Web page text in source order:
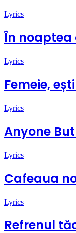
Lyrics
În
Lyrics
Femeie,
Lyrics
Anyone
Lyrics
Cafeaua
Lyrics
Refrenul